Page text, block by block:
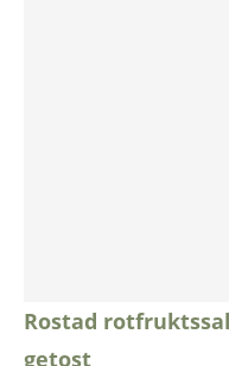
Rostad
getost